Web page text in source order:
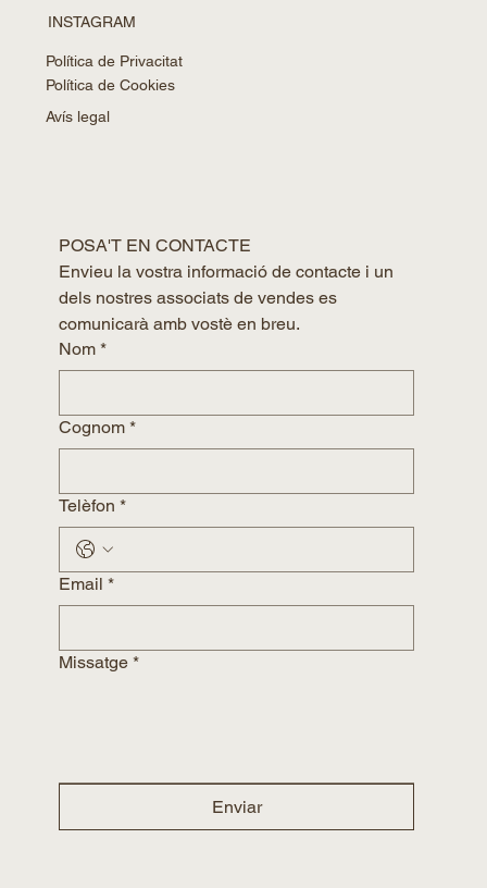
INSTAGRAM
Política de Privacitat
Política de Cookies
Avís legal
POSA'T EN CONTACTE
Envieu la vostra informació de contacte i un
dels nostres associats de vendes es
comunicarà amb vostè en breu.
Nom *
Cognom *
Telèfon *
Email *
Missatge *
Enviar